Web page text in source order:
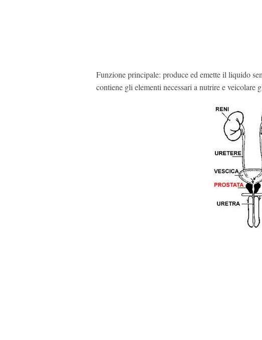
Funzione principale: produce ed emette il liquido
contiene gli elementi necessari a nutrire e veicolare